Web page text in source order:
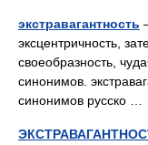
экстравагантность
эксцентричность,
своеобразность,
синонимов.
синонимов русско …